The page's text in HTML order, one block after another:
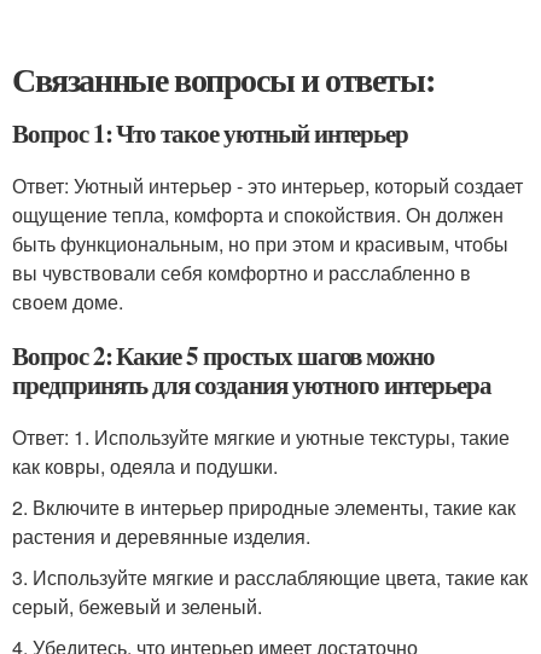
Связанные вопросы и ответы:
Вопрос 1: Что такое уютный интерьер
Ответ: Уютный интерьер - это интерьер, который создает
ощущение тепла, комфорта и спокойствия. Он должен
быть функциональным, но при этом и красивым, чтобы
вы чувствовали себя комфортно и расслабленно в
своем доме.
Вопрос 2: Какие 5 простых шагов можно
предпринять для создания уютного интерьера
Ответ: 1. Используйте мягкие и уютные текстуры, такие
как ковры, одеяла и подушки.
2. Включите в интерьер природные элементы, такие как
растения и деревянные изделия.
3. Используйте мягкие и расслабляющие цвета, такие как
серый, бежевый и зеленый.
4. Убедитесь, что интерьер имеет достаточно